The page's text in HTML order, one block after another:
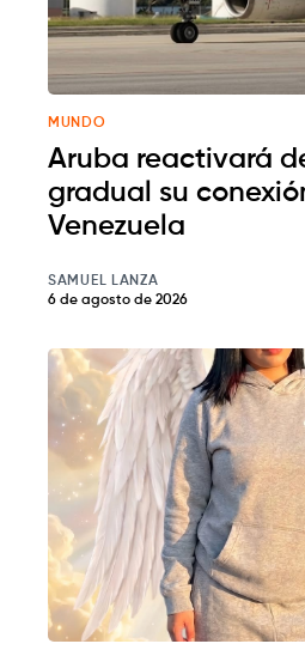
MUNDO
Aruba reactivará
gradual su
Venezuela
SAMUEL LANZA
6 de agosto de 2026